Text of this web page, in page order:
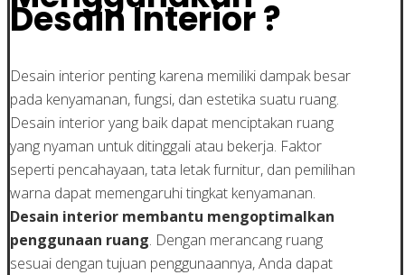
Desain Interior ?
Desain interior penting karena memiliki dampak besar
pada kenyamanan, fungsi, dan estetika suatu ruang.
Desain interior yang baik dapat menciptakan ruang
yang nyaman untuk ditinggali atau bekerja. Faktor
seperti pencahayaan, tata letak furnitur, dan pemilihan
warna dapat memengaruhi tingkat kenyamanan.
Desain interior membantu mengoptimalkan
penggunaan ruang. Dengan merancang ruang
sesuai dengan tujuan penggunaannya, Anda dapat